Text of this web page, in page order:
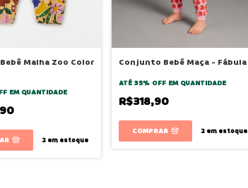
Malha Zoo Color
EM QUANTIDADE
2em estoque
Conjunto Bebê Maça - Fábula
ATÉ 35% OFF EM QUANTIDADE
R$318,90
COMPRAR 2em estoque